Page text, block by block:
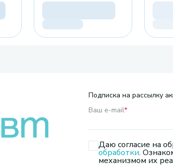
Подписка на рассылку
Ваш e-mail*
Даю согласие на
обработки.
механизмом их